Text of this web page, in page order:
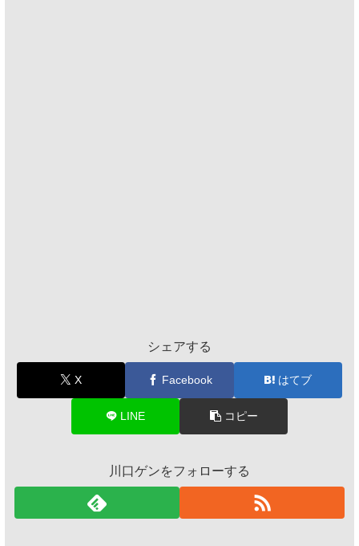
シェアする
X Facebook はてブ
LINE コピー
川口ゲンをフォローする